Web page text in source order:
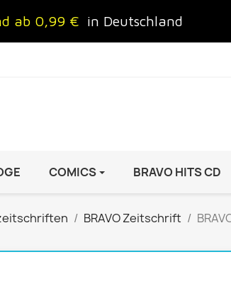
ab 0,99 € in Deutschland
FRAUEN
Cosmopolitan
AUTO & MOTOR
auto motor sport Archiv
COMICS BRAVO HITS CD
BRAVO Zeitschrift